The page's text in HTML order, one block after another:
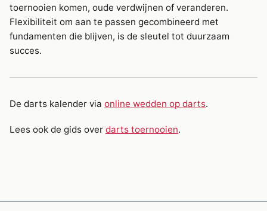
toernooien komen, oude verdwijnen of veranderen.
Flexibiliteit om aan te passen gecombineerd met
fundamenten die blijven, is de sleutel tot duurzaam
succes.
De darts kalender via online wedden op darts.
Lees ook de gids over darts toernooien.